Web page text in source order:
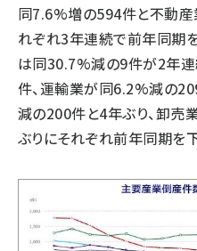
同7.6%増の594件と不動
れぞれ3年連続で前年同期を
は同30.7%減の9件が2年
件、運輸業が同6.2%減の
減の200件と4年ぶり、卸
ぶりにそれぞれ前年同期を